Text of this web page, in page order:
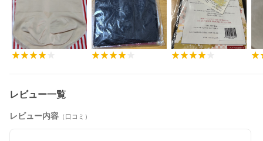
弊社による編集はできません。
・領収書は複数回ダウンロード可能です。
2回目以降、「領収書を発行する」のリンクをクリックした後は
「再発行」の
文言が表示されます。
・領収書の発行は注文単位です。
一注文で複数商品を受注した場合、一部商品だけを記載した
◆ 以下が会計法規上領収書として有効です。
としてご利用頂けます。
レビュー一覧
レビュー内容 （口コミ）